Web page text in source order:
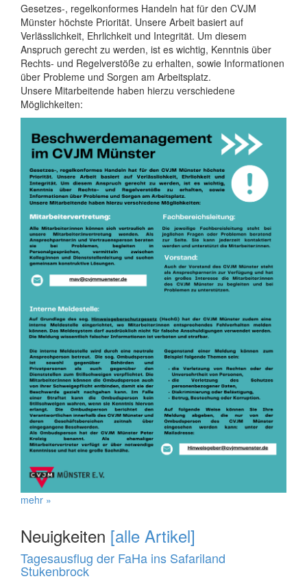
Gesetzes-, regelkonformes Handeln hat für den CVJM
Münster höchste Priorität. Unsere Arbeit basiert auf
Verlässlichkeit, Ehrlichkeit und Integrität. Um diesem
Anspruch gerecht zu werden, ist es wichtig, Kenntnis über
Rechts- und Regelverstöße zu erhalten, sowie Informationen
über Probleme und Sorgen am Arbeitsplatz.
Unsere Mitarbeitende haben hierzu verschiedene
Möglichkeiten:
mehr »
Neuigkeiten [alle Artikel]
Tagesausflug der FaHa ins Safariland
Stukenbrock